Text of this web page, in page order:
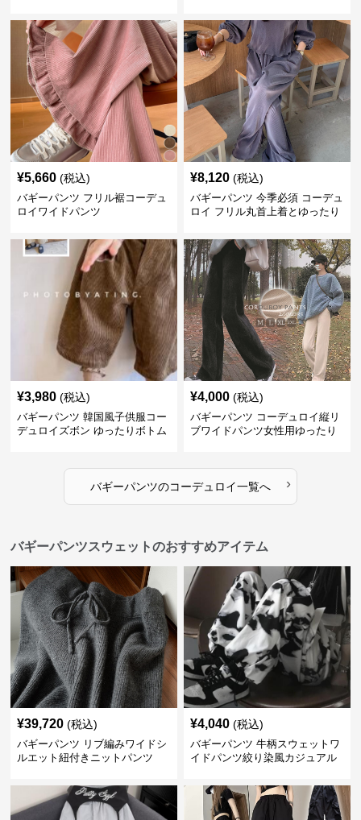
¥5,660 (税込)
バギーパンツ フリル裾コーデュ
ロイワイドパンツ
¥8,120 (税込)
バギーパンツ 今季必須 コーデュ
ロイ フリル丸首上着とゆったり
¥3,980 (税込)
バギーパンツ 韓国風子供服コー
デュロイズボン ゆったりボトム
¥4,000 (税込)
バギーパンツ コーデュロイ縦リ
ブワイドパンツ女性用ゆったり
バギーパンツのコーデュロイ一覧へ ›
バギーパンツスウェットのおすすめアイテム
¥39,720 (税込)
バギーパンツ リブ編みワイドシ
ルエット紐付きニットパンツ
¥4,040 (税込)
バギーパンツ 牛柄スウェットワ
イドパンツ絞り染風カジュアル